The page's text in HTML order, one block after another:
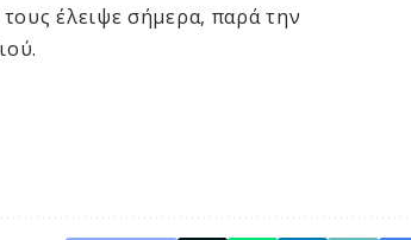
έλειψε σήμερα, παρά την